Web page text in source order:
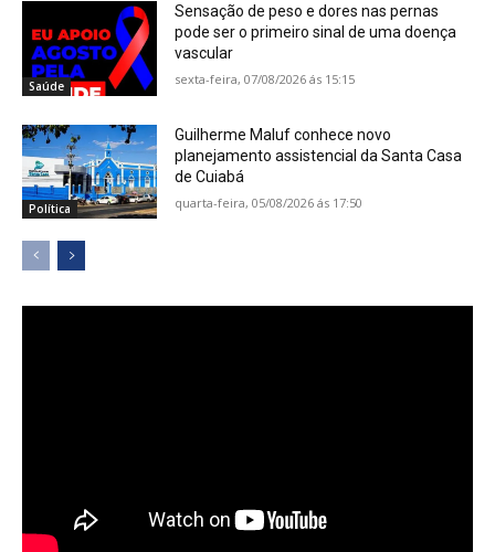
Saúde
Sensação de peso e dores nas pernas
pode ser o primeiro sinal de uma doença
vascular
sexta-feira, 07/08/2026 ás 15:15
Política
Guilherme Maluf conhece novo
planejamento assistencial da Santa Casa
de Cuiabá
quarta-feira, 05/08/2026 ás 17:50